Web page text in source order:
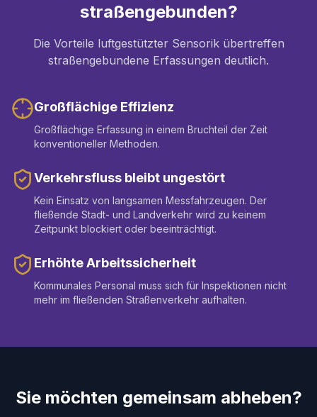
straßengebunden?
Die Vorteile luftgestützter Sensorik übertreffen
straßengebundene Erfassungen deutlich.
Großflächige Effizienz
Großflächige Erfassung in einem Bruchteil der Zeit
konventioneller Methoden.
Verkehrsfluss bleibt ungestört
Kein Einsatz von langsamen Messfahrzeugen. Der
fließende Stadt- und Landverkehr wird zu keinem
Zeitpunkt blockiert oder beeinträchtigt.
Erhöhte Arbeitssicherheit
Kommunales Personal muss sich für Inspektionen nicht
mehr im fließenden Straßenverkehr aufhalten.
Sie möchten gemeinsam abheben?